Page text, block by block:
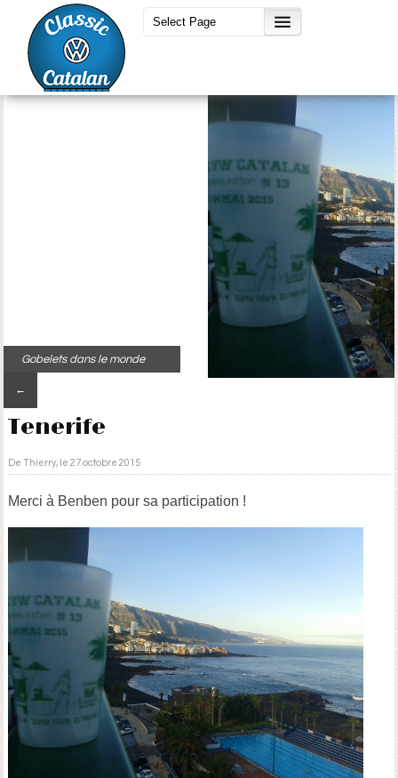
Gobelets dans le monde
←
Tenerife
De Thierry, le 27 octobre 2015
Merci à Benben pour sa participation !